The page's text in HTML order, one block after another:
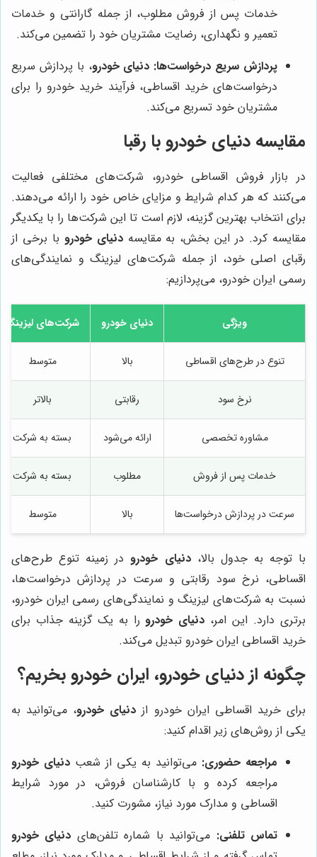
خدمات پس از فروش مطلوب، از جمله گارانتی و خدمات
تعمیر و نگهداری، رضایت مشتریان خود را تضمین می‌کند.
پردازش سریع درخواست‌ها: دنیای خودرو، با پردازش سریع
درخواست‌های خرید اقساطی، فرآیند خرید خودرو را برای
مشتریان خود تسریع می‌کند.
مقایسه دنیای خودرو با رقبا
در بازار فروش اقساطی خودرو، شرکت‌های مختلفی فعالیت
می‌کنند که هر کدام شرایط و مزایای خاص خود را ارائه می‌دهند.
برای انتخاب بهترین گزینه، لازم است تا این شرکت‌ها را با یکدیگر
مقایسه کرد. در این بخش، به مقایسهدنیای خودرو با برخی از
رقبای اصلی خود، از جمله شرکت‌های لیزینگ و نمایندگی‌های
رسمی ایران خودرو، می‌پردازیم:
ویژگی دنیای خودرو شرکت‌های لیزینگ
تنوع در طرح‌های اقساطی بالا متوسط
نرخ سود رقابتی بالاتر
مشاوره تخصصی ارائه می‌شود بسته به شرکت
خدمات پس از فروش مطلوب بسته به شرکت
سرعت در پردازش درخواست‌ها بالا متوسط
با توجه به جدول بالا،دنیای خودرودر زمینه تنوع طرح‌های
اقساطی، نرخ سود رقابتی و سرعت در پردازش درخواست‌ها،
نسبت به شرکت‌های لیزینگ و نمایندگی‌های رسمی ایران خودرو،
برتری دارد. این امر، دنیای خودرورا به یک گزینه جذاب برای
خرید اقساطی ایران خودرو تبدیل می‌کند.
چگونه ازدنیای خودرو، ایران خودرو بخریم؟
برای خرید اقساطی ایران خودرو از دنیای خودرو، می‌توانید به
یکی از روش‌های زیر اقدام کنید:
مراجعه حضوری: می‌توانید به یکی از شعب دنیای خودرو
مراجعه کرده و با کارشناسان فروش، در مورد شرایط
اقساطی و مدارک مورد نیاز، مشورت کنید.
تماس تلفنی: می‌توانید با شماره تلفن‌های دنیای خودرو